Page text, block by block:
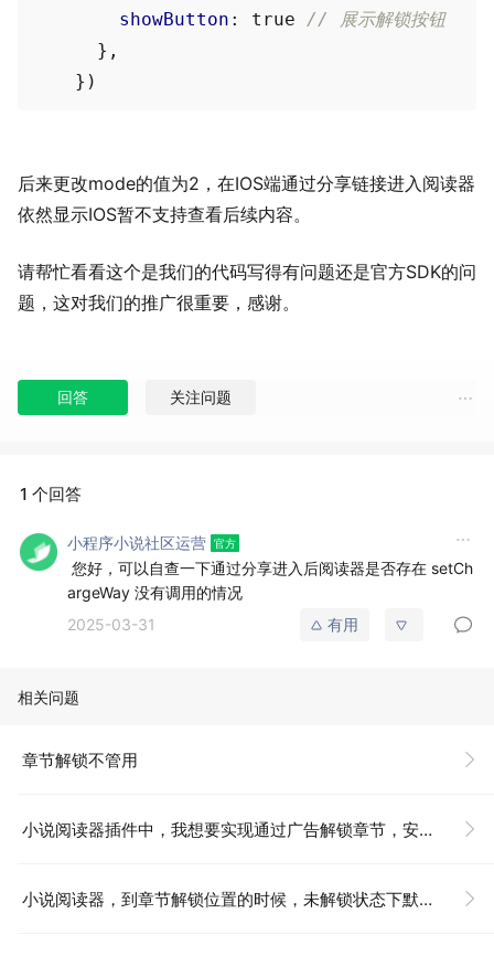
showButton : true // 展示解锁按钮
},
后来更改mode的值为2，在IOS端通过分享链接进入阅读器
依然显示IOS暂不支持查看后续内容。
请帮忙看看这个是我们的代码写得有问题还是官方SDK的问
题，这对我们的推广很重要，感谢。
回答 关注问题
1 个回答
小程序小说社区运营
您好，可以自查一下通过分享进入后阅读器是否存在 setCh
argeWay 没有调用的情况
2025-03-31
有用
相关问题
章节解锁不管用
小说阅读器插件中，我想要实现通过广告解锁章节，安卓端测试是没有问题的，但是iOS端似乎不支持？
小说阅读器，到章节解锁位置的时候，未解锁状态下默认展示了100多字，这个字数可以控制吗，有什么方法？